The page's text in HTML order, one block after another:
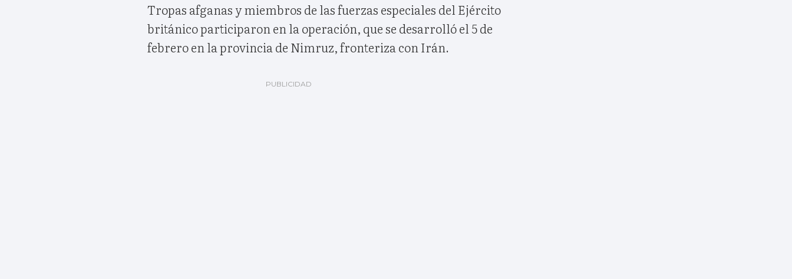
Tropas afganas y miembros de las fuerzas especiales del Ejército
británico participaron en la operación, que se desarrolló el 5 de
febrero en la provincia de Nimruz, fronteriza con Irán.